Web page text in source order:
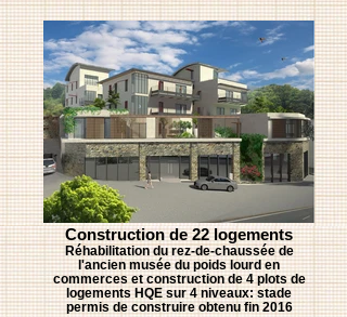
Construction de 22 logements
Réhabilitation du rez-de-chaussée de
l'ancien musée du poids lourd en
commerces et construction de 4 plots de
logements HQE sur 4 niveaux: stade
permis de construire obtenu fin 2016